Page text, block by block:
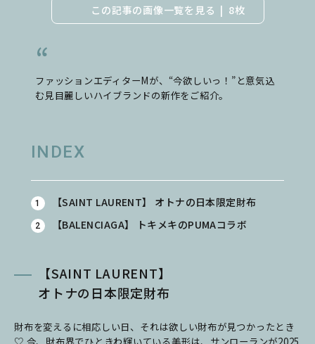
この記事の画像一覧を見る 8枚
ファッションエディターMが、“今欲しいっ！”と意気込
む見目麗しいハイブランドの新作をご紹介。
INDEX
【SAINT LAURENT】 オトナの日本限定財布
【BALENCIAGA】
トキメキのPUMAコラボ
【SAINT LAURENT】
オトナの日本限定財布
財布を変えるに相応しい日、それは欲しい財布が見つかったとき